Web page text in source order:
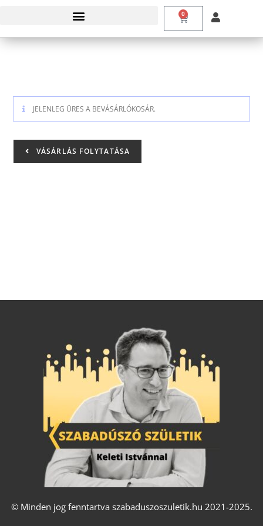
0
JELENLEG ÜRES A BEVÁSÁRLÓKOSÁR.
VÁSÁRLÁS FOLYTATÁSA
© Minden jog fenntartva szabaduszoszuletik.hu 2021-2025.